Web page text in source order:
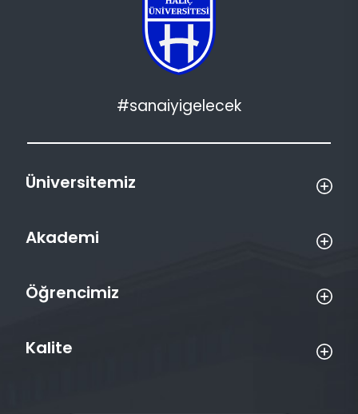
#sanaiyigelecek
Üniversitemiz
Akademi
Öğrencimiz
Kalite